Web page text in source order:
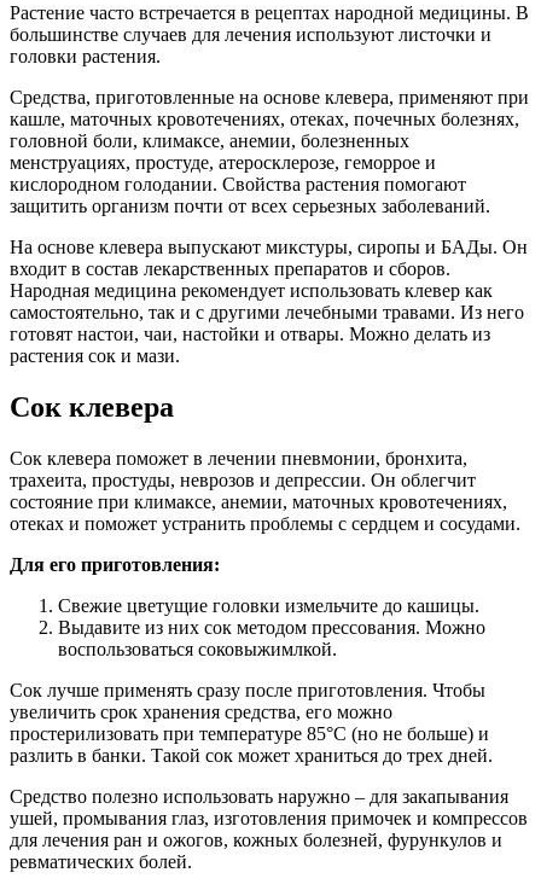
Растение часто встречается в рецептах народной медицины. В
большинстве случаев для лечения используют листочки и
головки растения.
Средства, приготовленные на основе клевера, применяют при
кашле, маточных кровотечениях, отеках, почечных болезнях,
головной боли, климаксе, анемии, болезненных
менструациях, простуде, атеросклерозе, геморрое и
кислородном голодании. Свойства растения помогают
защитить организм почти от всех серьезных заболеваний.
На основе клевера выпускают микстуры, сиропы и БАДы. Он
входит в состав лекарственных препаратов и сборов.
Народная медицина рекомендует использовать клевер как
самостоятельно, так и с другими лечебными травами. Из него
готовят настои, чаи, настойки и отвары. Можно делать из
растения сок и мази.
Сок клевера
Сок клевера поможет в лечении пневмонии, бронхита,
трахеита, простуды, неврозов и депрессии. Он облегчит
состояние при климаксе, анемии, маточных кровотечениях,
отеках и поможет устранить проблемы с сердцем и сосудами.
Для его приготовления:
Свежие цветущие головки измельчите до кашицы.
Выдавите из них сок методом прессования. Можно
воспользоваться соковыжимлкой.
Сок лучше применять сразу после приготовления. Чтобы
увеличить срок хранения средства, его можно
простерилизовать при температуре 85°С (но не больше) и
разлить в банки. Такой сок может храниться до трех дней.
Средство полезно использовать наружно – для закапывания
ушей, промывания глаз, изготовления примочек и компрессов
для лечения ран и ожогов, кожных болезней, фурункулов и
ревматических болей.